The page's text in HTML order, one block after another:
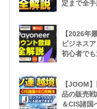
定まで全
【2026年
ビジネス
初心者で
【JOOM
品の販売
＆CIS諸国